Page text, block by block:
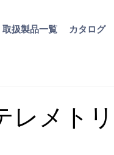
取扱​製品一覧 カタログ
レメト